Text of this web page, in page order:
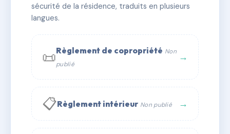
📞 Contacter Syndic Digital
sécurité de la résidence, traduits en plusieurs
langues.
📜Règlement de copropriété Non
publié
→
📋Règlement intérieur Non publié →